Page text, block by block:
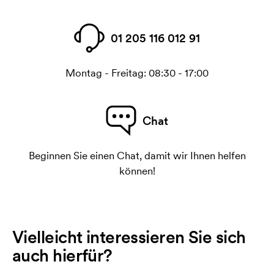
01 205 116 012 91
Montag - Freitag: 08:30 - 17:00
Chat
Beginnen Sie einen Chat, damit wir Ihnen helfen
können!
Vielleicht interessieren Sie sich
auch hierfür?